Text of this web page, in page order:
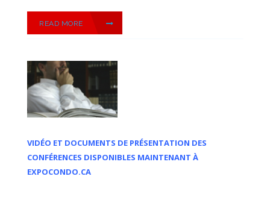
READ MORE
VIDÉO ET DOCUMENTS DE PRÉSENTATION DES
CONFÉRENCES DISPONIBLES MAINTENANT À
EXPOCONDO.CA